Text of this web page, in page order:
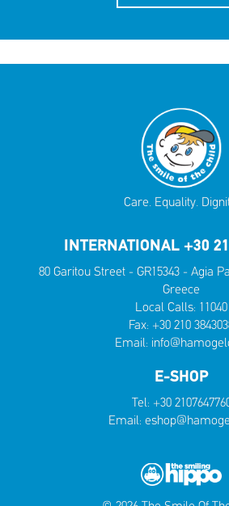
Care. Equality.
INTERNATIONAL +30
80 Garitou Street - GR15343 - Agia
Greece
Local Calls: 11040
Fax: +30 210
Email:
E-SHOP
Tel: +30
Email: